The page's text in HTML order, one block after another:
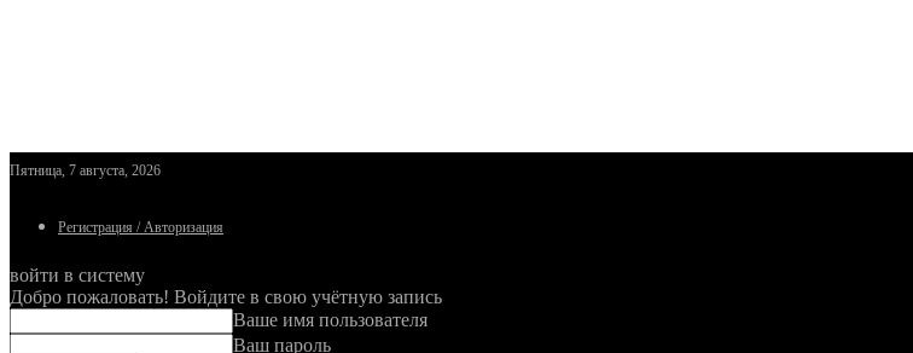
Пятница, 7 августа, 2026
Регистрация / Авторизация
войти в систему
Добро пожаловать! Войдите в свою учётную запись
Ваше имя пользователя
Ваш пароль